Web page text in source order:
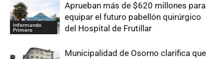
Informando
Primero
Aprueban más de $620 millones para
equipar el futuro pabellón quirúrgico
del Hospital de Frutillar
Municipalidad de Osorno clarifica que